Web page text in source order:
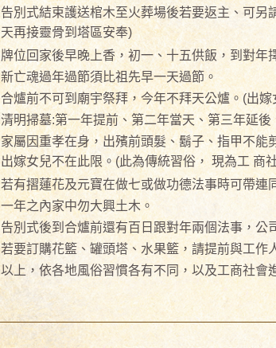
告別式結束護送棺木至火葬場後若要返主、可
天再接靈骨到塔區安奉)
牌位回家後早晚上香，初一、十五供飯，到對年
新亡魂過年過節須比祖先早一天過節。
合爐前不可到廟宇祭拜，今年不拜天公爐。(出嫁
清明掃墓:第一年提前、第二年當天、第三年延後
家屬因重孝在身，出殯前頭髮、鬍子、指甲不能
出嫁女兒不在此限。(此為傳統習俗， 現為工 商
若有摺蓮花及元寶在做七或做功德法事時可帶
一年之內家中勿大興土木。
告別式後到合爐前還有百日跟對年兩個法事，公
若要訂購花籃、罐頭塔、水果籃，請提前與工作
以上，依各地風俗習慣各有不同，以及工商社會